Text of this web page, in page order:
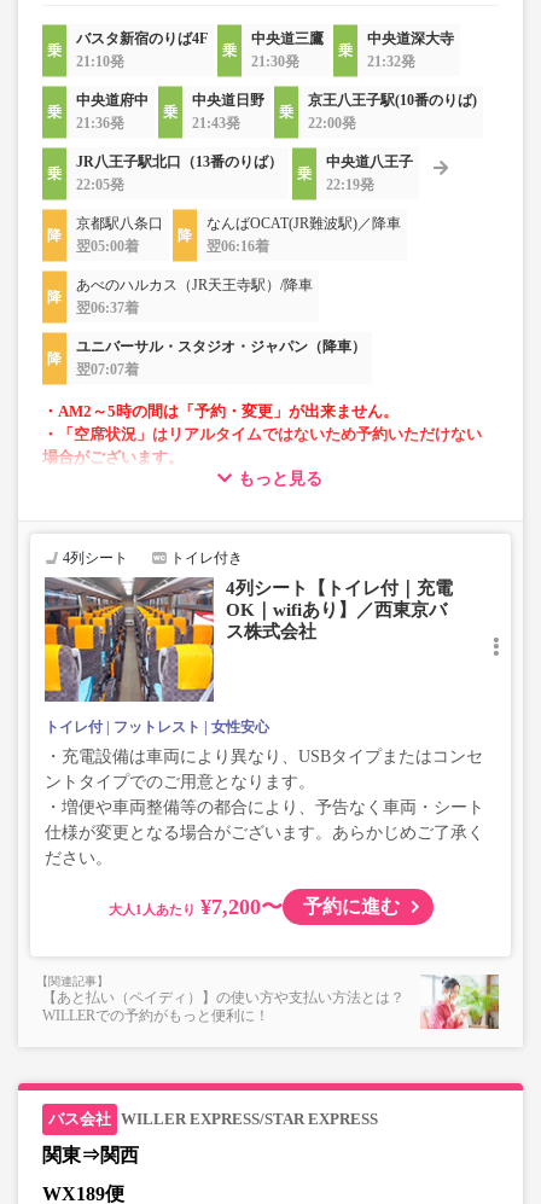
バスタ新宿のりば4F
21:10発
中央道三鷹
21:30発
中央道深大寺
21:32発
中央道府中
21:36発
中央道日野
21:43発
京王八王子駅(10番のりば)
22:00発
JR八王子駅北口（13番のりば）
22:05発
中央道八王子
22:19発
京都駅八条口
翌05:00着
なんばOCAT(JR難波駅)／降車
翌06:16着
あべのハルカス（JR天王寺駅）/降車
翌06:37着
ユニバーサル・スタジオ・ジャパン（降車）
翌07:07着
・AM2～5時の間は「予約・変更」が出来ません。
・「空席状況」はリアルタイムではないため予約いただけない
場合がございます。
・車両は予告なく変更となる場合がございます。これに伴い、
じめご了承ください。
もっと見る
4列シート トイレ付き
4列シート【トイレ付｜充電
OK｜wifiあり】／西東京バ
ス株式会社
トイレ付 フットレスト 女性安心
・充電設備は車両により異なり、USBタイプまたはコンセ
ントタイプでのご用意となります。
・増便や車両整備等の都合により、予告なく車両・シート
仕様が変更となる場合がございます。あらかじめご了承く
ださい。
大人 ¥7,200〜 予約に進む
【あと払い（ペイディ）】の使い方や支払い方法とは？
WILLERでの予約がもっと便利に！
WILLER EXPRESS/STAR EXPRESS
関東⇒関西
WX189便